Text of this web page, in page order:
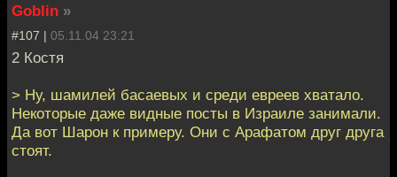
Goblin »
#107 | 05.11.04 23:21
2 Костя
> Ну, шамилей басаевых и среди евреев хватало.
Некоторые даже видные посты в Израиле занимали.
Да вот Шарон к примеру. Они с Арафатом друг друга
стоят.